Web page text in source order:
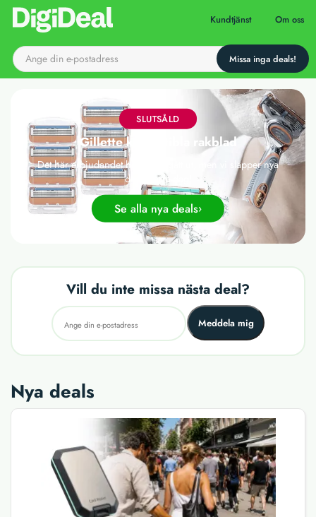
Till startsidan Kundtjänst Om oss
SLUTSÅLD
Gillette kompatibla rakblad
Det här erbjudandet har tyvärr gått ut, men vi släpper nya
deals varje dag!
Se alla nya deals
Vill du inte missa nästa deal?
Meddela mig
Nya deals